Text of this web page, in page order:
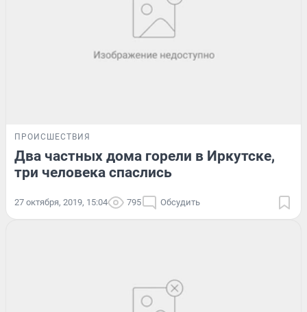
ПРОИСШЕСТВИЯ
Два частных дома горели в Иркутске,
три человека спаслись
27 октября, 2019, 15:04 795 Обсудить